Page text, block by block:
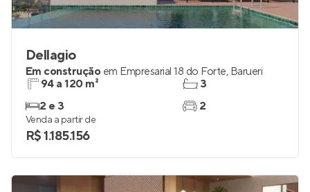
Dellagio
Em construção em Empresarial 18 do Forte, Barueri
94 a 120 m²
2 e 3
3
2
Venda a partir de
R$ 1.185.156